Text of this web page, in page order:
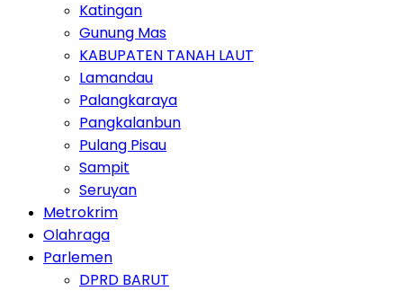
Katingan
Gunung Mas
KABUPATEN TANAH LAUT
Lamandau
Palangkaraya
Pangkalanbun
Pulang Pisau
Sampit
Seruyan
Metrokrim
Olahraga
Parlemen
DPRD BARUT